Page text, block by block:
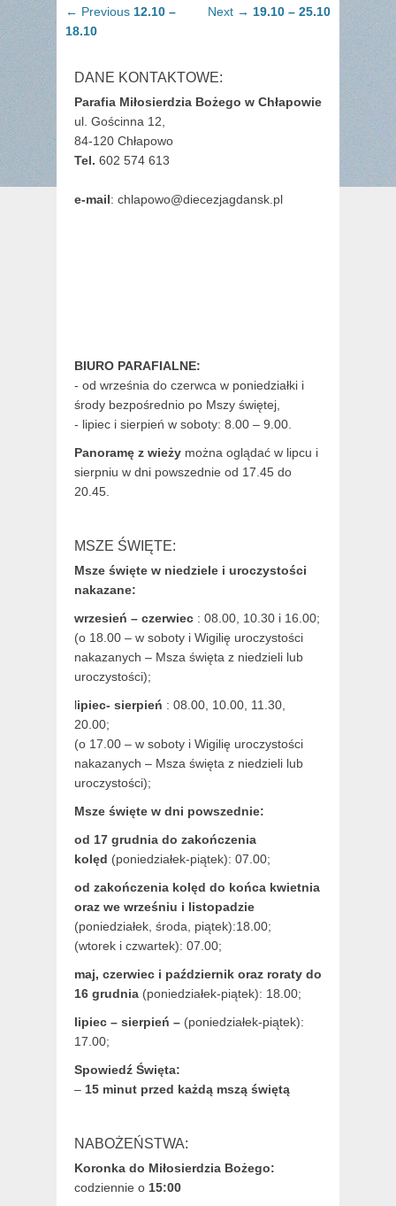
Nawigacja
wpisu
← Previous Previous
12.10 –
18.10
Next → Next
19.10 – 25.10
DANE KONTAKTOWE:
Parafia Miłosierdzia Bożego w Chłapowie
ul. Gościnna 12,
84-120 Chłapowo
Tel. 602 574 613
e-mail: chlapowo@diecezjagdansk.pl
BIURO PARAFIALNE:
- od września do czerwca w poniedziałki i
środy bezpośrednio po Mszy świętej,
- lipiec i sierpień w soboty: 8.00 – 9.00.
Panoramę z wieży można oglądać w lipcu i
sierpniu w dni powszednie od 17.45 do
20.45.
MSZE ŚWIĘTE:
Msze święte w niedziele i uroczystości
nakazane:
wrzesień – czerwiec : 08.00, 10.30 i 16.00;
(o 18.00 – w soboty i Wigilię uroczystości
nakazanych – Msza święta z niedzieli lub
uroczystości);
lipiec- sierpień : 08.00, 10.00, 11.30,
20.00;
(o 17.00 – w soboty i Wigilię uroczystości
nakazanych – Msza święta z niedzieli lub
uroczystości);
Msze święte w dni powszednie:
od 17 grudnia do zakończenia
kolęd (poniedziałek-piątek): 07.00;
od zakończenia kolęd do końca kwietnia
oraz we wrześniu i listopadzie
(poniedziałek, środa, piątek):18.00;
(wtorek i czwartek): 07.00;
maj, czerwiec i październik oraz roraty do
16 grudnia (poniedziałek-piątek): 18.00;
lipiec – sierpień – (poniedziałek-piątek):
17.00;
Spowiedź Święta:
– 15 minut przed każdą mszą świętą
NABOŻEŃSTWA:
Koronka do Miłosierdzia Bożego:
codziennie o 15:00